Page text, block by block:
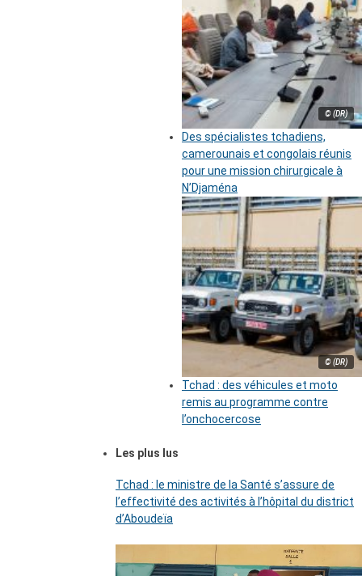
© (DR)
Des spécialistes tchadiens,
camerounais et congolais réunis
pour une mission chirurgicale à
N’Djaména
© (DR)
Tchad : des véhicules et moto
remis au programme contre
l’onchocercose
Les plus lus
Tchad : le ministre de la Santé s’assure de
l’effectivité des activités à l’hôpital du district
d’Aboudeïa